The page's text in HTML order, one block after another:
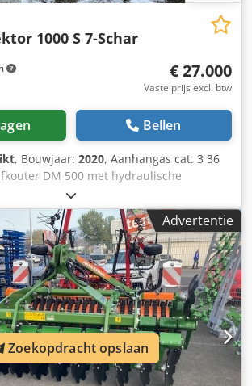
1000 S 7-Schar
€ 27.000
Vaste prijs excl. btw
Bellen
, Bouwjaar: 2020, Aanhangas cat. 3 36
DM 500 met hydraulische
zware voorschar G1 instelbaar, LED-
markering vooraan / diefstalbeveiliging
40 km/u – volledige wentelploeg voor
/ uitbreidbaar Cjdpfx Ajthk U Tohajha
Advertentie
Zoekopdracht opslaan